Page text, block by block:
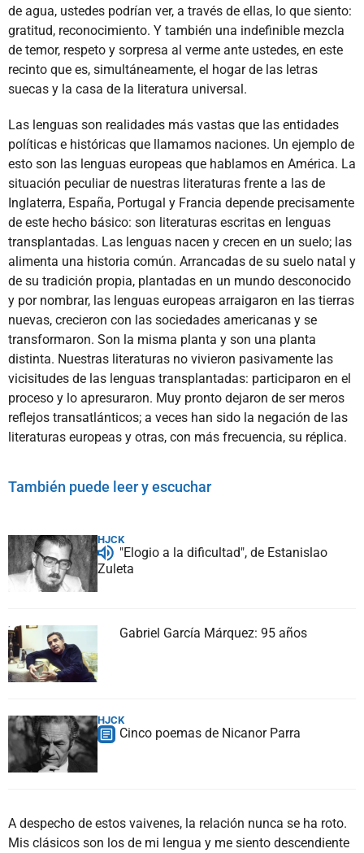
de agua, ustedes podrían ver, a través de ellas, lo que siento:
gratitud, reconocimiento. Y también una indefinible mezcla
de temor, respeto y sorpresa al verme ante ustedes, en este
recinto que es, simultáneamente, el hogar de las letras
suecas y la casa de la literatura universal.
Las lenguas son realidades más vastas que las entidades
políticas e históricas que llamamos naciones. Un ejemplo de
esto son las lenguas europeas que hablamos en América. La
situación peculiar de nuestras literaturas frente a las de
Inglaterra, España, Portugal y Francia depende precisamente
de este hecho básico: son literaturas escritas en lenguas
transplantadas. Las lenguas nacen y crecen en un suelo; las
alimenta una historia común. Arrancadas de su suelo natal y
de su tradición propia, plantadas en un mundo desconocido
y por nombrar, las lenguas europeas arraigaron en las tierras
nuevas, crecieron con las sociedades americanas y se
transformaron. Son la misma planta y son una planta
distinta. Nuestras literaturas no vivieron pasivamente las
vicisitudes de las lenguas transplantadas: participaron en el
proceso y lo apresuraron. Muy pronto dejaron de ser meros
reflejos transatlánticos; a veces han sido la negación de las
literaturas europeas y otras, con más frecuencia, su réplica.
También puede leer y escuchar
HJCK
"Elogio a la dificultad", de Estanislao
Zuleta
Gabriel García Márquez: 95 años
HJCK
Cinco poemas de Nicanor Parra
A despecho de estos vaivenes, la relación nunca se ha roto.
Mis clásicos son los de mi lengua y me siento descendiente